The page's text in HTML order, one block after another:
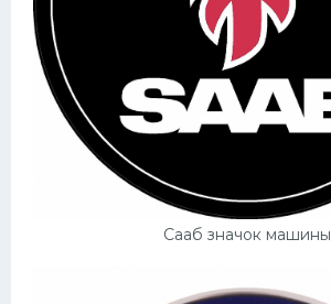
Сааб значок машины